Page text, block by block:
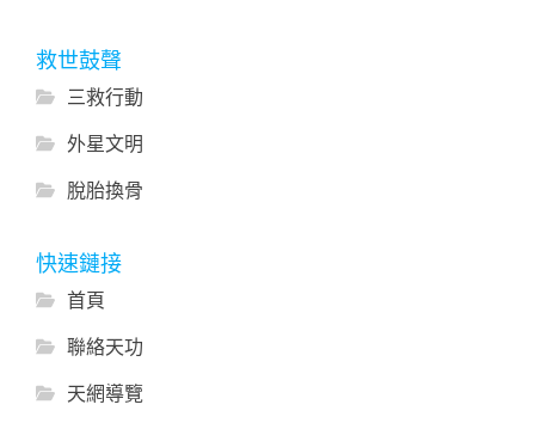
救世鼓聲
三救行動
外星文明
脫胎換骨
快速鏈接
首頁
聯絡天功
天網導覽